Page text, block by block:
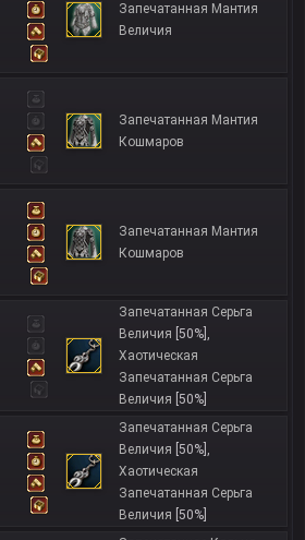
Запечатанная Мантия
Величия
Запечатанная Мантия
Кошмаров
Запечатанная Мантия
Кошмаров
Запечатанная Серьга
Величия [50%] ,
Хаотическая
Запечатанная Серьга
Величия [50%]
Запечатанная Серьга
Величия [50%] ,
Хаотическая
Запечатанная Серьга
Величия [50%]